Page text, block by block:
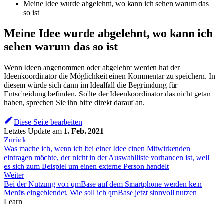
Meine Idee wurde abgelehnt, wo kann ich sehen warum das
so ist
Meine Idee wurde abgelehnt, wo kann ich
sehen warum das so ist
Wenn Ideen angenommen oder abgelehnt werden hat der
Ideenkoordinator die Möglichkeit einen Kommentar zu speichern. In
diesem würde sich dann im Idealfall die Begründung für
Entscheidung befinden. Sollte der Ideenkoordinator das nicht getan
haben, sprechen Sie ihn bitte direkt darauf an.
Diese Seite bearbeiten
Letztes Update am 1. Feb. 2021
Zurück
Was mache ich, wenn ich bei einer Idee einen Mitwirkenden
eintragen möchte, der nicht in der Auswahlliste vorhanden ist, weil
es sich zum Beispiel um einen externe Person handelt
Weiter
Bei der Nutzung von qmBase auf dem Smartphone werden kein
Menüs eingeblendet. Wie soll ich qmBase jetzt sinnvoll nutzen
Learn